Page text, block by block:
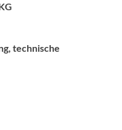
technische